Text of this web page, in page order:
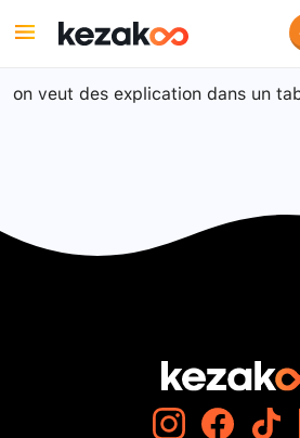
on veut des explication dans un